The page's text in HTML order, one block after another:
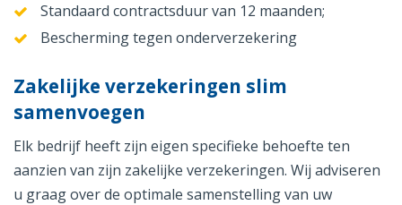
Standaard contractsduur van 12 maanden;
Bescherming tegen onderverzekering
Zakelijke verzekeringen slim
samenvoegen
Elk bedrijf heeft zijn eigen specifieke behoefte ten
aanzien van zijn zakelijke verzekeringen. Wij adviseren
u graag over de optimale samenstelling van uw